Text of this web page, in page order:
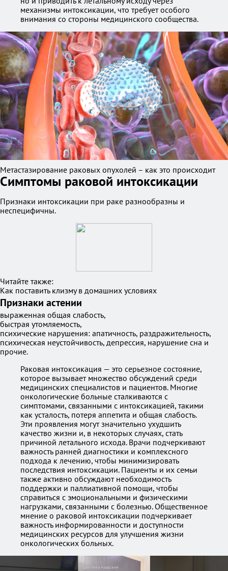
механизмы интоксикации, что требует особого
внимания со стороны медицинского сообщества.
Метастазирование раковых опухолей – как это происходит
Симптомы раковой интоксикации
Признаки интоксикации при раке разнообразны и
неспецифичны.
Читайте также:
Как поставить клизму в домашних условиях
Признаки астении
выраженная общая слабость,
быстрая утомляемость,
психические нарушения: апатичность, раздражительность,
психическая неустойчивость, депрессия, нарушение сна и
прочие.
Раковая интоксикация — это серьезное состояние,
которое вызывает множество обсуждений среди
медицинских специалистов и пациентов. Многие
онкологические больные сталкиваются с
симптомами, связанными с интоксикацией, такими
как усталость, потеря аппетита и общая слабость.
Эти проявления могут значительно ухудшить
качество жизни и, в некоторых случаях, стать
причиной летального исхода. Врачи подчеркивают
важность ранней диагностики и комплексного
подхода к лечению, чтобы минимизировать
последствия интоксикации. Пациенты и их семьи
также активно обсуждают необходимость
поддержки и паллиативной помощи, чтобы
справиться с эмоциональными и физическими
нагрузками, связанными с болезнью. Общественное
мнение о раковой интоксикации подчеркивает
важность информированности и доступности
медицинских ресурсов для улучшения жизни
онкологических больных.